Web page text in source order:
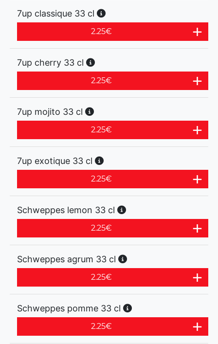
7up classique 33 cl
2.25€
7up cherry 33 cl
2.25€
7up mojito 33 cl
2.25€
7up exotique 33 cl
2.25€
Schweppes lemon 33 cl
2.25€
Schweppes agrum 33 cl
2.25€
Schweppes pomme 33 cl
2.25€